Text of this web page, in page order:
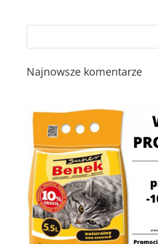
Najnowsze komentarze